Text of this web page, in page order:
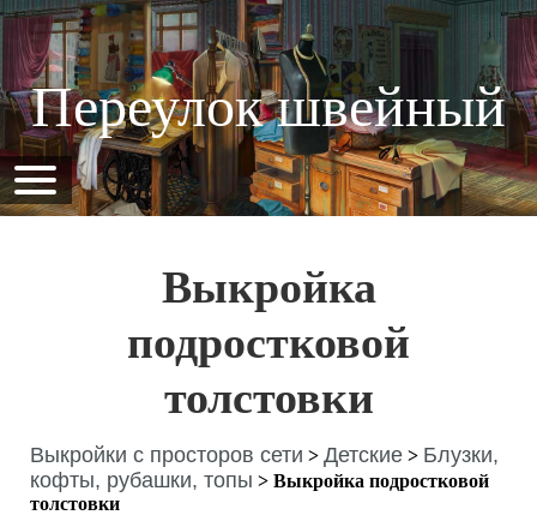
Переулок швейный
Выкройка
подростковой
толстовки
Выкройки с просторов сети > Детские > Блузки,
кофты, рубашки, топы > Выкройка подростковой
толстовки